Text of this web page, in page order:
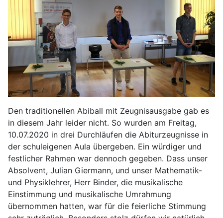
Den traditionellen Abiball mit Zeugnisausgabe gab es
in diesem Jahr leider nicht. So wurden am Freitag,
10.07.2020 in drei Durchläufen die Abiturzeugnisse in
der schuleigenen Aula übergeben. Ein würdiger und
festlicher Rahmen war dennoch gegeben. Dass unser
Absolvent, Julian Giermann, und unser Mathematik-
und Physiklehrer, Herr Binder, die musikalische
Einstimmung und musikalische Umrahmung
übernommen hatten, war für die feierliche Stimmung